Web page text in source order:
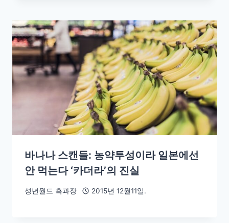
바나나 스캔들: 농약투성이라 일본에선
안 먹는다 ‘카더라’의 진실
성년월드 흑과장 2015년 12월11일.